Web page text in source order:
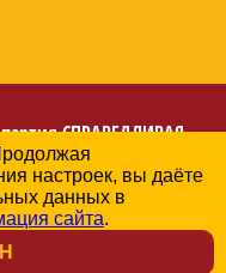
СПРАВЕДЛИВАЯ
Республике Мордовия
персональных данных
настроек, вы даёте
данных в
сайта.